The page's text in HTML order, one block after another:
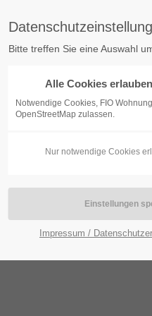
KONTAKT
Bitte treffen Sie eine Auswahl
Alle Cookies erlauben
Notwendige Cookies, FIO
OpenStreetMap zulassen.
Nur notwendige Cookies
Impressum /